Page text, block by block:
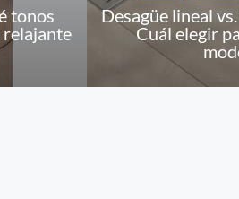
tonos
relajante
Desagüe lineal
Cuál elegir